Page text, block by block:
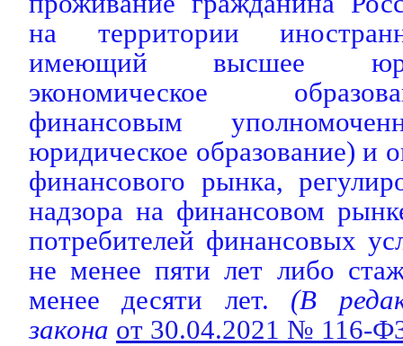
на территории
имеющий высшее
экономическое
финансовым
юридическое образование) и
финансового рынка,
надзора на финансовом
потребителей финансовых
не менее пяти лет либо
менее десяти лет. (В
закона от 30.04.2021 № 116-